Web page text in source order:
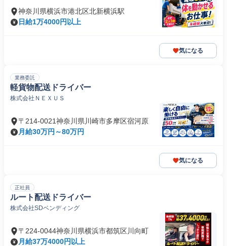
神奈川県横浜市港北区北新横浜駅
日給1万4000円以上
気になる
業務委託
軽貨物配送ドライバー
株式会社ＮＥＸＵＳ
〒214-0021神奈川県川崎市多摩区宿河原
月給30万円～80万円
気になる
正社員
ルート配送ドライバー
株式会社SDベンディング
〒224-0044神奈川県横浜市都筑区川向町
月給37万4000円以上